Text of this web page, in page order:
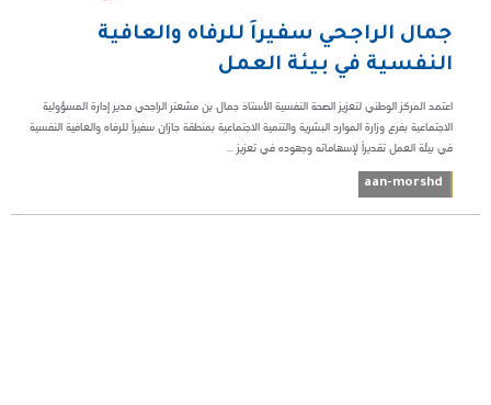
جمال الراجحي سفيراً للرفاه والعافية
النفسية في بيئة العمل
اعتمد المركز الوطني لتعزيز الصحة النفسية الأستاذ جمال بن مشعتر الراجحي مدير إدارة المسؤولية
الاجتماعية بفرع وزارة الموارد البشرية والتنمية الاجتماعية بمنطقة جازان سفيراً للرفاه والعافية النفسية
في بيئة العمل تقديراً لإسهاماته وجهوده في تعزيز ...
aan-morshd